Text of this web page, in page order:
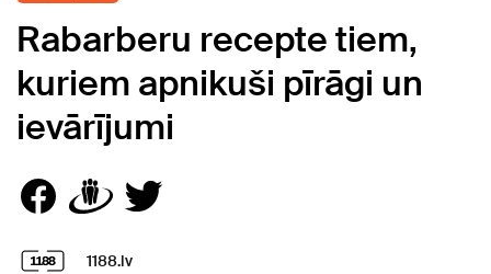
Rabarberu recepte tiem,
kuriem apnikuši pīrāgi un
ievārījumi
1188.lv